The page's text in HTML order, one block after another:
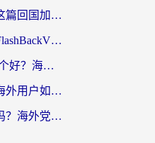
美国看世界杯总卡？这篇回国加速器指南帮你无缝刷国内资源（附苹果手机VPN设置步骤）
穿梭VPN好用吗？和FlashBackVPN对比哪个回国效果更好？
Quickback和小黑牛哪个好？海外党亲测指南，选对回国加速器秒回国内
迅游和银河好用吗？海外用户如何选择回国加速器实现无缝访问国内资源
穿梭和奇游手游好用吗？海外党亲测3款回国加速器，附蜜蜂加速器七天试用攻略